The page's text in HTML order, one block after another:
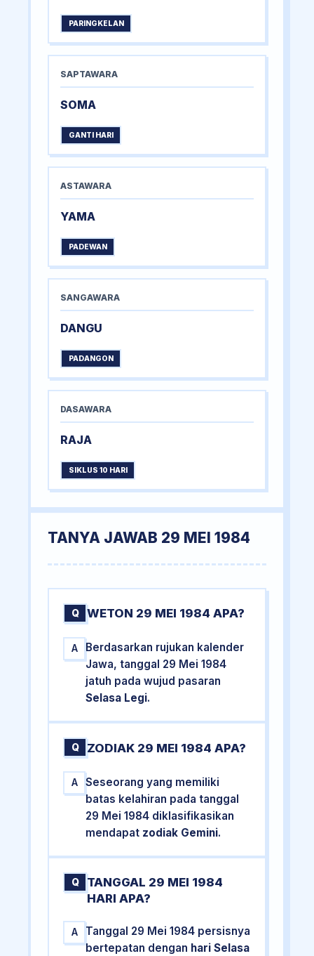
PARINGKELAN
SAPTAWARA
SOMA
GANTI HARI
ASTAWARA
YAMA
PADEWAN
SANGAWARA
DANGU
PADANGON
DASAWARA
RAJA
SIKLUS 10 HARI
TANYA JAWAB 29 MEI 1984
Q WETON 29 MEI 1984 APA?
A
Berdasarkan rujukan kalender
Jawa, tanggal 29 Mei 1984
jatuh pada wujud pasaran
Selasa Legi.
Q ZODIAK 29 MEI 1984 APA?
A
Seseorang yang memiliki
batas kelahiran pada tanggal
29 Mei 1984 diklasifikasikan
mendapat zodiak Gemini.
Q
TANGGAL 29 MEI 1984
HARI APA?
A
Tanggal 29 Mei 1984 persisnya
bertepatan dengan hari Selasa